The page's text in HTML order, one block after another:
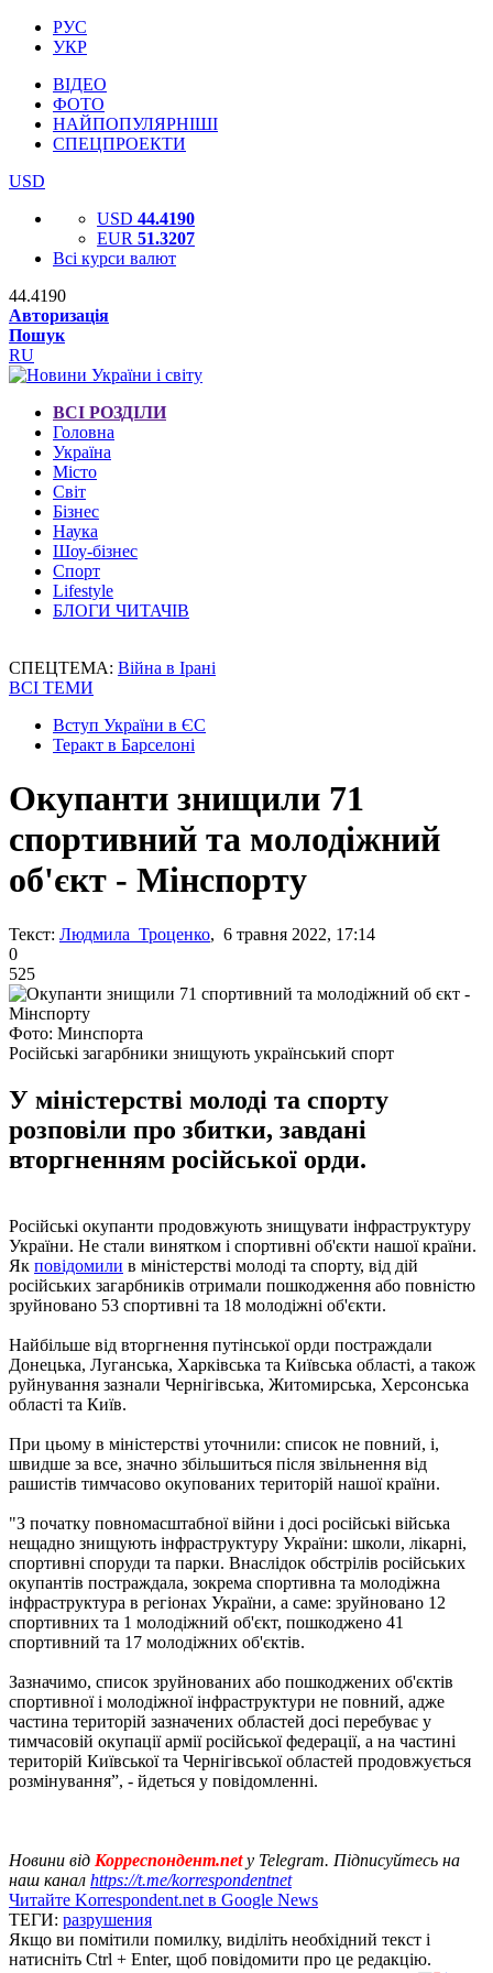
РУС
УКР
ВІДЕО
ФОТО
НАЙПОПУЛЯРНІШІ
СПЕЦПРОЕКТИ
USD
USD 44.4190
EUR 51.3207
Всі курси валют
44.4190
Авторизація
Пошук
RU
ВСІ РОЗДІЛИ
Головна
Україна
Місто
Світ
Бізнес
Наука
Шоу-бізнес
Спорт
Lifestyle
БЛОГИ ЧИТАЧІВ
СПЕЦТЕМА: Війна в Ірані
ВСІ ТЕМИ
Вступ України в ЄС
Теракт в Барселоні
Окупанти знищили 71
спортивний та молодіжний
об'єкт - Мінспорту
Текст: Людмила Троценко, 6 травня 2022, 17:14
0
525
Фото: Минспорта
Російські загарбники знищують український спорт
У міністерстві молоді та спорту
розповіли про збитки, завдані
вторгненням російської орди.
Російські окупанти продовжують знищувати інфраструктуру
України. Не стали винятком і спортивні об'єкти нашої країни.
Як повідомили в міністерстві молоді та спорту, від дій
російських загарбників отримали пошкодження або повністю
зруйновано 53 спортивні та 18 молодіжні об'єкти.
Найбільше від вторгнення путінської орди постраждали
Донецька, Луганська, Харківська та Київська області, а також
руйнування зазнали Чернігівська, Житомирська, Херсонська
області та Київ.
При цьому в міністерстві уточнили: список не повний, і,
швидше за все, значно збільшиться після звільнення від
рашистів тимчасово окупованих територій нашої країни.
"З початку повномасштабної війни і досі російські війська
нещадно знищують інфраструктуру України: школи, лікарні,
спортивні споруди та парки. Внаслідок обстрілів російських
окупантів постраждала, зокрема спортивна та молодіжна
інфраструктура в регіонах України, а саме: зруйновано 12
спортивних та 1 молодіжний об'єкт, пошкоджено 41
спортивний та 17 молодіжних об'єктів.
Зазначимо, список зруйнованих або пошкоджених об'єктів
спортивної і молодіжної інфраструктури не повний, адже
частина територій зазначених областей досі перебуває у
тимчасовій окупації армії російської федерації, а на частині
територій Київської та Чернігівської областей продовжується
розмінування”, - йдеться у повідомленні.
Новини від Корреспондент.netу Telegram. Підписуйтесь на
наш канал https://t.me/korrespondentnet
Читайте Korrespondent.net в Google News
ТЕГИ: разрушения
Якщо ви помітили помилку, виділіть необхідний текст і
натисніть Ctrl + Enter, щоб повідомити про це редакцію.